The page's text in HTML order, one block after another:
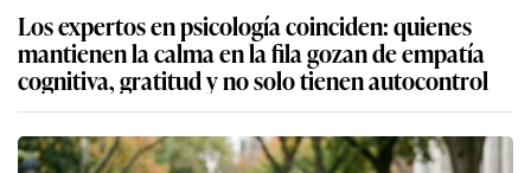
Los expertos en psicología coinciden: quienes
mantienen la calma en la fila gozan de empatía
cognitiva, gratitud y no solo tienen autocontrol